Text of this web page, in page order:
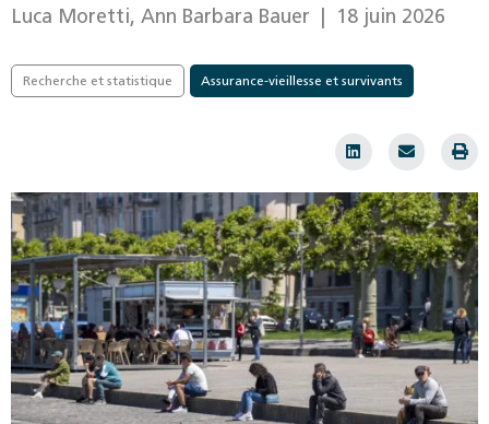
Luca Moretti, Ann Barbara Bauer | 18 juin 2026
Recherche et statistique Assurance-vieillesse et survivants